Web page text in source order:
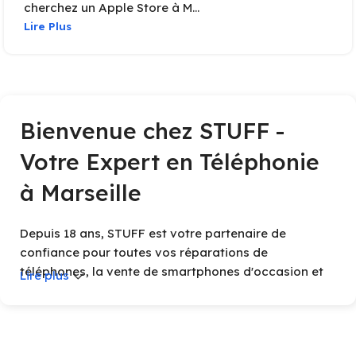
cherchez un Apple Store à M...
Lire Plus
Bienvenue chez STUFF -
Votre Expert en Téléphonie
à Marseille
Depuis 18 ans, STUFF est votre partenaire de
confiance pour toutes vos réparations de
téléphones, la vente de smartphones d'occasion et
Lire plus